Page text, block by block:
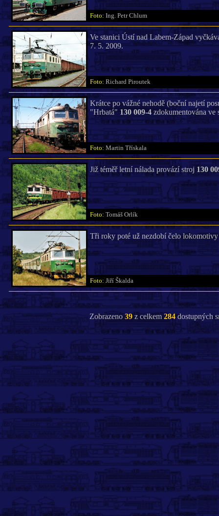
Foto: Ing. Petr Chlum
Ve stanici Ústí nad Labem-Západ
7. 5. 2009.
Foto: Richard Piroutek
Krátce po vážné nehodě (boční najetí
"Hrbatá" 130 009-4zdokumentována ve
Foto: Martin Třískala
Již téměř letní nálada provází stroj 130
Foto: Tomáš Orlík
Tři roky poté už nezdobí čelo
Foto: Jiří Škalda
Zobrazeno 39z celkem 284dostupných